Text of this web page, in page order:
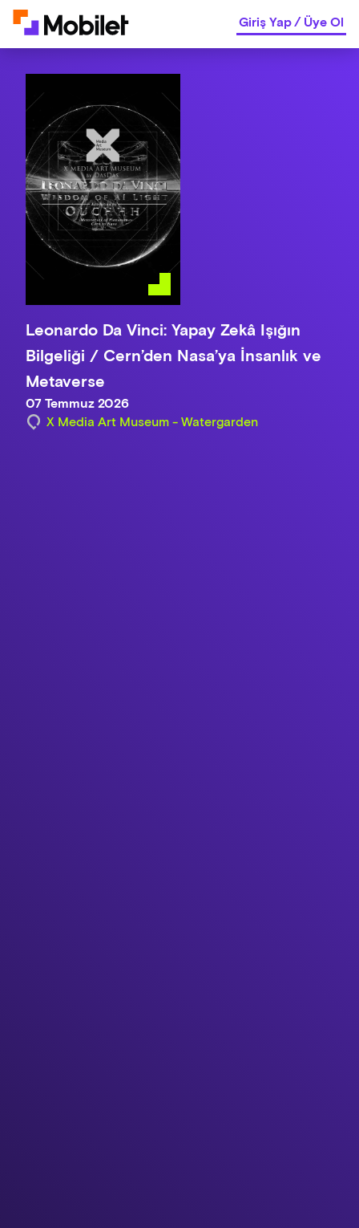
Giriş Yap/Üye Ol
Leonardo Da Vinci: Yapay Zekâ Işığın
Bilgeliği / Cern’den Nasa’ya İnsanlık ve
Metaverse
07 Temmuz 2026
X Media Art Museum - Watergarden